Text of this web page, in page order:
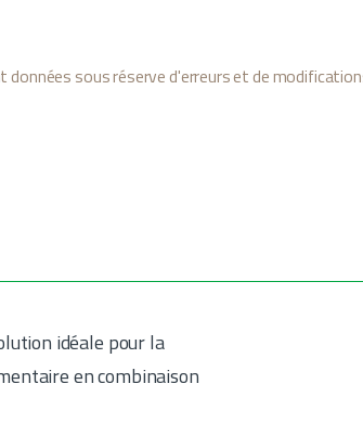
sous réserve d'erreurs et de
idéale pour la
en combinaison